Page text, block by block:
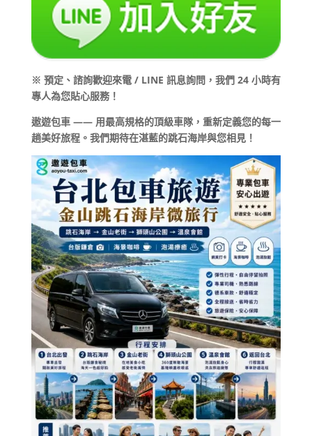
※ 預定、諮詢歡迎來電 / LINE 訊息詢問，我們 24 小時有
專人為您貼心服務！
遨遊包車 —— 用最高規格的頂級車隊，重新定義您的每一
趟美好旅程。我們期待在湛藍的跳石海岸與您相見！